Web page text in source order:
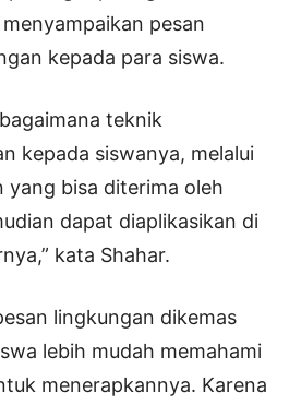
pesan
kepada para siswa.
teknik
kepada siswanya, melalui
yang bisa diterima oleh
dapat diaplikasikan di
kata Shahar.
lingkungan dikemas
lebih mudah memahami
menerapkannya. Karena